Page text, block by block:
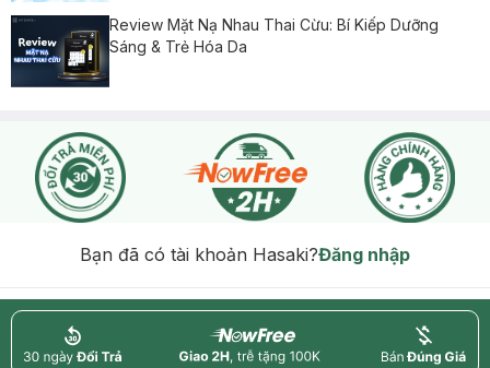
Review Mặt Nạ Nhau Thai Cừu: Bí Kiếp Dưỡng
Sáng & Trẻ Hóa Da
Bạn đã có tài khoản Hasaki?Đăng nhập